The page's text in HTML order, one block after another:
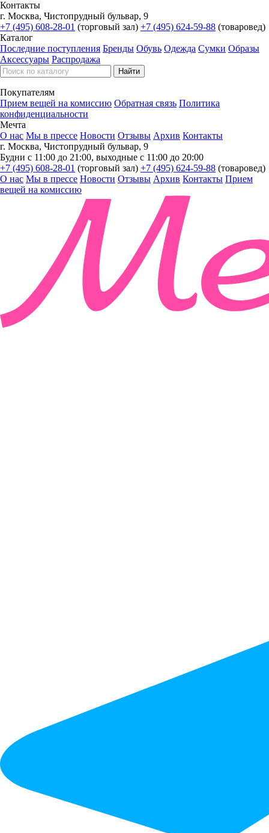
Контакты
г. Москва, Чистопрудный бульвар, 9
+7 (495) 608-28-01 (торговый зал) +7 (495) 624-59-88 (товаровед)
Каталог
Последние поступления Бренды Обувь Одежда Сумки Образы
Аксессуары Распродажа
Покупателям
Прием вещей на комиссию Обратная связь Политика
конфиденциальности
Мечта
О нас Мы в прессе Новости Отзывы Архив Контакты
г. Москва, Чистопрудный бульвар, 9
Будни с 11:00 до 21:00, выходные с 11:00 до 20:00
+7 (495) 608-28-01 (торговый зал) +7 (495) 624-59-88 (товаровед)
О нас Мы в прессе Новости Отзывы Архив Контакты Прием
вещей на комиссию